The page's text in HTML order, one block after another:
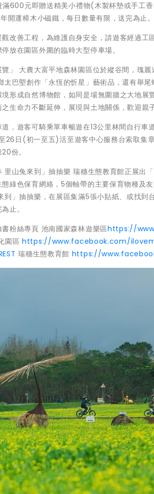
600元即贈送精美小禮物(木製杯墊或手工
開運樟木小磁鐵，每日數量有限，送完為止。
改善工程，為維護自身安全，請遊客經過
放在園區外圍的臨時大型停車場。
」 大農大富平地森林園區位於縱谷間，瑰
太巴塱創作「永恆的忻星」藝術品，還有舉
形成自然博物館，如同是場無圍牆之大地
生命力不斷延伸，展現與土地關係，歡迎親
，遊客可騎乘單車暢遊在13公里林間自行
26日(初一至五)活至遊客中心服務台索取集
份。
里山兔來到」抽抽樂 瑞穗生態教育館正展出
綠色保育網絡，5個軸帶的主要保育物種及
到」抽抽樂，在展區集滿5張小貼紙、或找
止。
粉絲專頁 池南國家森林遊樂區https://
園區https://www.facebook.com/
瑞穗生態教育館 https://